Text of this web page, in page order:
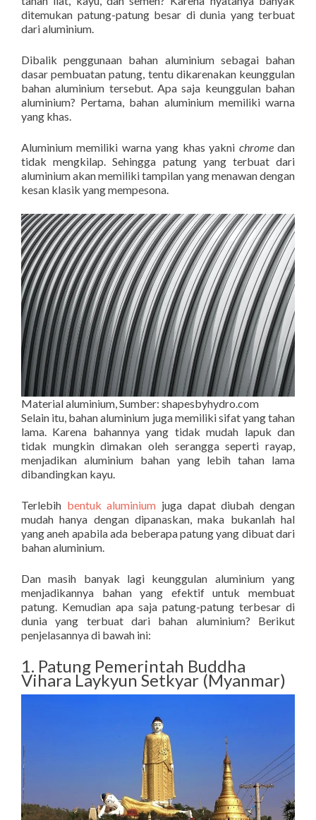
ditemukan patung-patung besar di dunia yang terbuat
dari aluminium.
Dibalik penggunaan bahan aluminium sebagai bahan
dasar pembuatan patung, tentu dikarenakan keunggulan
bahan aluminium tersebut. Apa saja keunggulan bahan
aluminium? Pertama, bahan aluminium memiliki warna
yang khas.
Aluminium memiliki warna yang khas yakni chromedan
tidak mengkilap. Sehingga patung yang terbuat dari
aluminium akan memiliki tampilan yang menawan dengan
kesan klasik yang mempesona.
Material aluminium, Sumber: shapesbyhydro.com
Selain itu, bahan aluminium juga memiliki sifat yang tahan
lama. Karena bahannya yang tidak mudah lapuk dan
tidak mungkin dimakan oleh serangga seperti rayap,
menjadikan aluminium bahan yang lebih tahan lama
dibandingkan kayu.
Terlebih bentuk aluminium juga dapat diubah dengan
mudah hanya dengan dipanaskan, maka bukanlah hal
yang aneh apabila ada beberapa patung yang dibuat dari
bahan aluminium.
Dan masih banyak lagi keunggulan aluminium yang
menjadikannya bahan yang efektif untuk membuat
patung. Kemudian apa saja patung-patung terbesar di
dunia yang terbuat dari bahan aluminium? Berikut
penjelasannya di bawah ini:
1. Patung Pemerintah Buddha
Vihara Laykyun Setkyar (Myanmar)